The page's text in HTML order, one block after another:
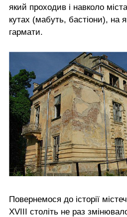
який проходив і навколо
кутах (мабуть, бастіони), на
гармати.
Повернемося до історії
XVIII століть не раз